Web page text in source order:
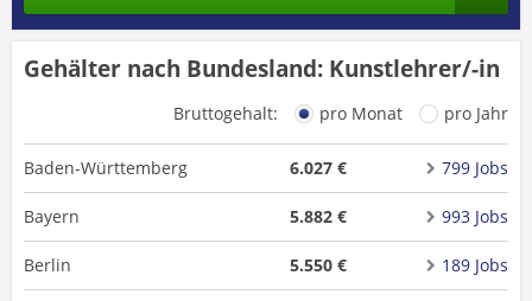
Gehälter nach Bundesland: Kunstlehrer/-in
Bruttogehalt: pro Monat pro Jahr
Baden-Württemberg 6.027 € 799 Jobs
Bayern 5.882 € 993 Jobs
Berlin 5.550 € 189 Jobs